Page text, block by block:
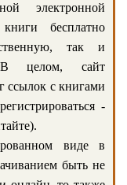
электронной
бесплатно
так и
В целом, сайт
ссылок с книгами
-
виде в
быть не